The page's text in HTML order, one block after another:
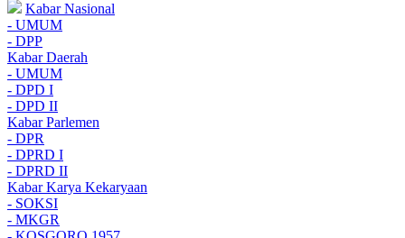
Kabar Nasional
- UMUM
- DPP
Kabar Daerah
- UMUM
- DPD I
- DPD II
Kabar Parlemen
- DPR
- DPRD I
- DPRD II
Kabar Karya Kekaryaan
- SOKSI
- MKGR